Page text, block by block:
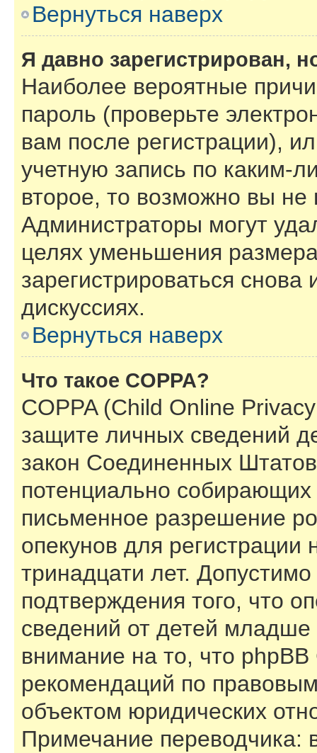
Вернуться наверх
Я давно зарегистрирован,
Наиболее вероятные
пароль (проверьте
вам после регистрации),
учетную запись по каким-
второе, то возможно вы
Администраторы могут
целях уменьшения
зарегистрироваться снова
дискуссиях.
Вернуться наверх
Что такое COPPA?
COPPA (Child Online
защите личных сведений
закон Соединенных
потенциально
письменное разрешение
опекунов для
тринадцати лет.
подтверждения того, что
сведений от детей младше
внимание на то, что
рекомендаций по
объектом юридических
Примечание переводчика: